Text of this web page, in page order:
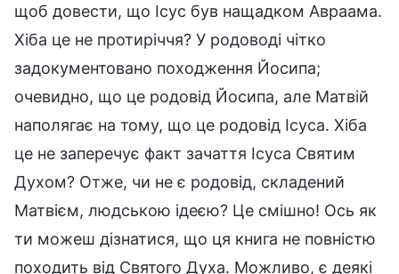
щоб довести, що Ісус був нащадком Авраама.
Хіба це не протиріччя? У родоводі чітко
задокументовано походження Йосипа;
очевидно, що це родовід Йосипа, але Матвій
наполягає на тому, що це родовід Ісуса. Хіба
це не заперечує факт зачаття Ісуса Святим
Духом? Отже, чи не є родовід, складений
Матвієм, людською ідеєю? Це смішно! Ось як
ти можеш дізнатися, що ця книга не повністю
походить від Святого Духа. Можливо, є деякі